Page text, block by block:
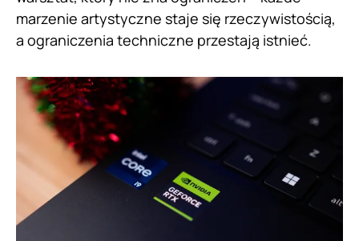
marzenie artystyczne staje się rzeczywistością,
a ograniczenia techniczne przestają istnieć.